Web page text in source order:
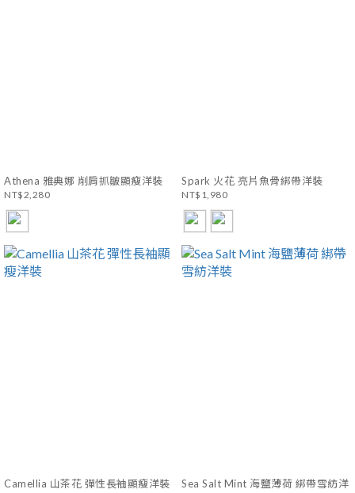
Athena 雅典娜 削肩抓皺顯瘦洋裝
NT$2,280
Spark 火花 亮片魚骨綁帶洋裝
NT$1,980
Camellia 山茶花 彈性長袖顯瘦洋裝
Sea Salt Mint 海鹽薄荷 綁帶雪紡洋